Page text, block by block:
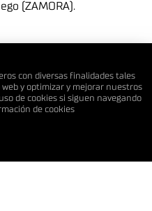
(ZAMORA).
derechos reservados.
SGM
con diversas finalidades tales
y optimizar y mejorar nuestros
de cookies si siguen navegando
de cookies